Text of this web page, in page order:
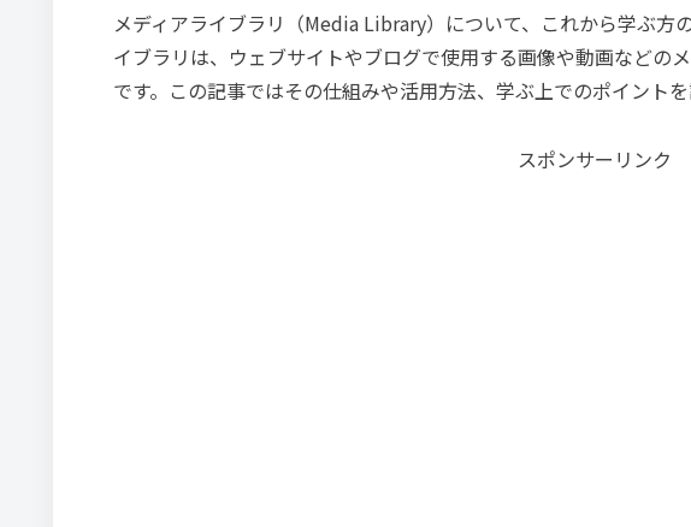
メディアライブラリ（Media Library）について、これから学ぶ方
イブラリは、ウェブサイトやブログで使用する画像や動画などの
です。この記事ではその仕組みや活用方法、学ぶ上でのポイントを
スポンサーリンク